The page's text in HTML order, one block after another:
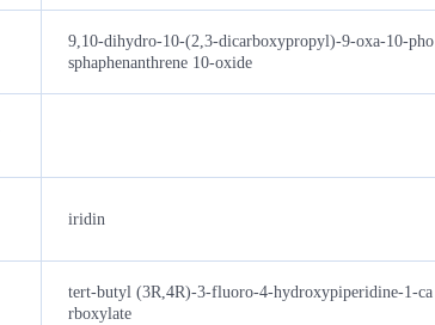
9,10-dihydro-10-(2,3-dicarboxypropyl)-9-oxa-10-pho
sphaphenanthrene 10-oxide
iridin
tert-butyl (3R,4R)-3-fluoro-4-hydroxypiperidine-1-ca
rboxylate